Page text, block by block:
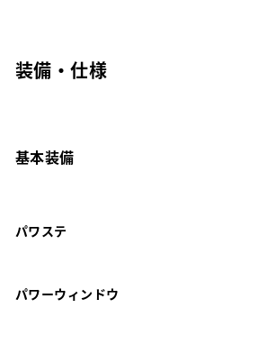
装備・仕様
基本装備
パワステ
パワーウィンドウ